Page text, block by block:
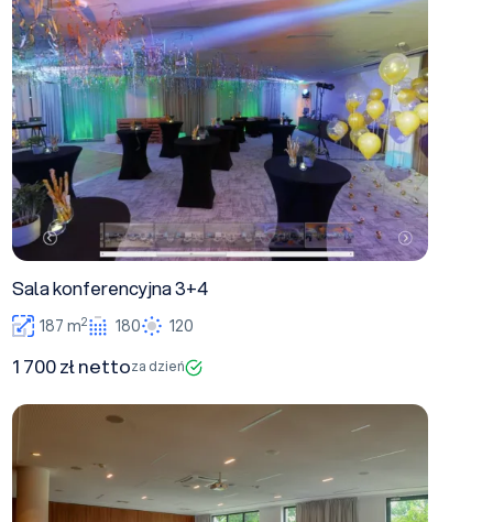
Sala konferencyjna 3+4
187 m2 180 120
1 700 zł nettoza dzień
Sala konferencyjna 4